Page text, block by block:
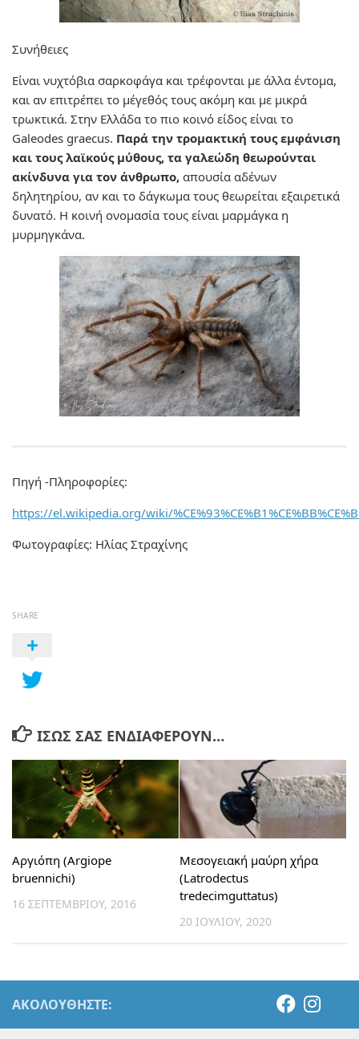
Συνήθειες
Είναι νυχτόβια σαρκοφάγα και τρέφονται με άλλα έντομα,
και αν επιτρέπει το μέγεθός τους ακόμη και με μικρά
τρωκτικά. Στην Ελλάδα το πιο κοινό είδος είναι το
Galeodes graecus. Παρά την τρομακτική τους εμφάνιση
και τους λαϊκούς μύθους, τα γαλεώδη θεωρούνται
ακίνδυνα για τον άνθρωπο, απουσία αδένων
δηλητηρίου, αν και το δάγκωμα τους θεωρείται εξαιρετικά
δυνατό. Η κοινή ονομασία τους είναι μαρμάγκα η
μυρμηγκάνα.
Πηγή -Πληροφορίες:
https://el.wikipedia.org/wiki/
Φωτογραφίες: Ηλίας Στραχίνης
SHARE
ΊΣΩΣ ΣΑΣ ΕΝΔΙΑΦΈΡΟΥΝ…
Αργιόπη (Argiope
bruennichi)
16 ΣΕΠΤΕΜΒΡΊΟΥ, 2016
Μεσογειακή μαύρη χήρα
(Latrodectus
tredecimguttatus)
20 ΙΟΥΛΊΟΥ, 2020
ΑΚΟΛΟΥΘΉΣΤΕ: